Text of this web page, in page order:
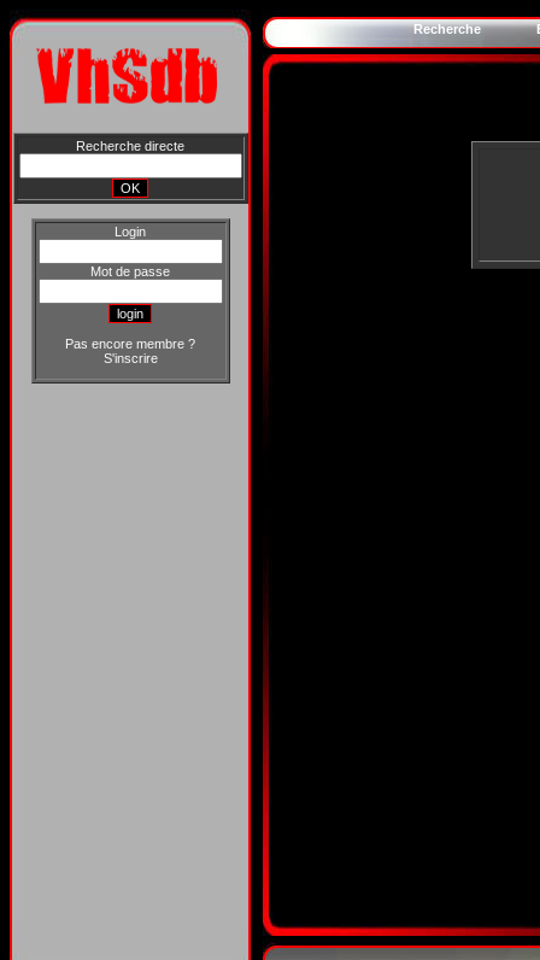
Recherche directe
Login
Mot de passe
Pas encore membre ?
S'inscrire
Recherche